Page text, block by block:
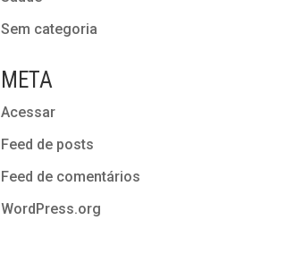
Sem categoria
META
Acessar
Feed de posts
Feed de comentários
WordPress.org